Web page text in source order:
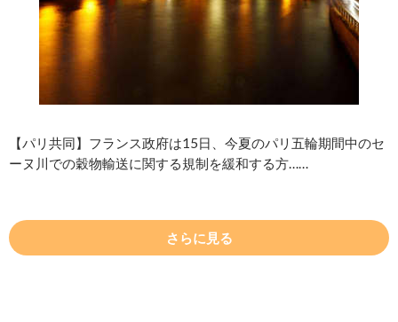
【パリ共同】フランス政府は15日、今夏のパリ五輪期間中のセ
ーヌ川での穀物輸送に関する規制を緩和する方……
さらに見る